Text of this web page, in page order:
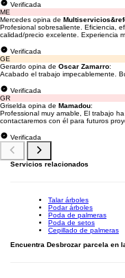
Verificada
ME
Mercedes opina de
Profesional sobresaliente. Eficiencia,
calidad/precio excelente. Experiencia
Verificada
GE
Gerardo opina de Oscar Zamarro:
Acabado el trabajo impecablemente.
Verificada
GR
Griselda opina de Mamadou:
Professional muy amable, El trabajo
contactaremos con él para futuros
Verificada
Servicios relacionados
Talar árboles
Podar árboles
Poda de palmeras
Poda de setos
Cepillado de palmeras
Encuentra Desbrozar parcela en